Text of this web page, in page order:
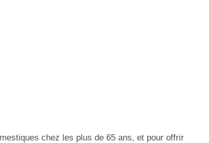
chez les plus de 65 ans, et pour offrir